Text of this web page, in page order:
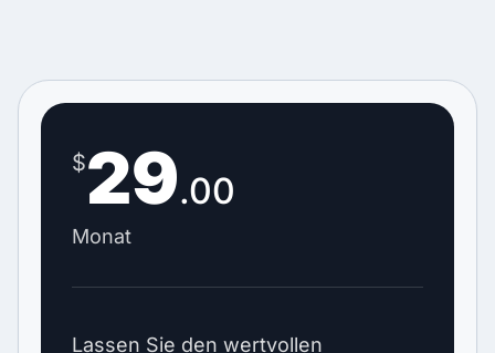
$29.00
Monat
Lassen Sie den wertvollen